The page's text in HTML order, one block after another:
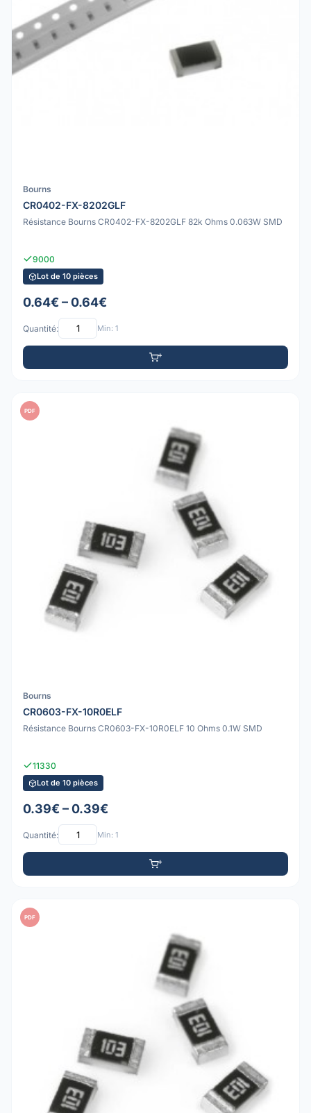
Bourns
CR0402-FX-8202GLF
Résistance Bourns CR0402-FX-8202GLF 82k Ohms 0.063W SMD
9000
Lot de 10 pièces
0.64€ – 0.64€
Quantité: Min: 1
PDF
Bourns
CR0603-FX-10R0ELF
Résistance Bourns CR0603-FX-10R0ELF 10 Ohms 0.1W SMD
11330
Lot de 10 pièces
0.39€ – 0.39€
Quantité: Min: 1
PDF